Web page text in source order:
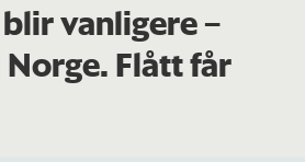
vanligere –
Flått får